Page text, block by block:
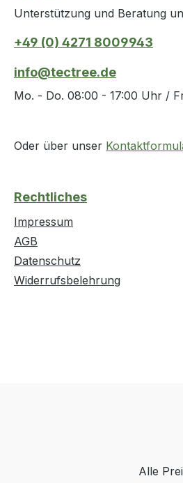
Unterstützung und Beratung
+49 (0) 4271 8009943
info@tectree.de
Mo. - Do. 08:00 - 17:00 Uhr /
Oder über unser
Rechtliches
Impressum
AGB
Datenschutz
Widerrufsbelehrung
Alle